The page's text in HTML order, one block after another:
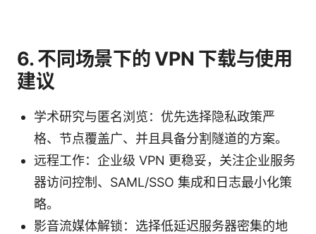
6. 不同场景下的 VPN 下载与使用
建议
学术研究与匿名浏览：优先选择隐私政策严
格、节点覆盖广、并且具备分割隧道的方案。
远程工作：企业级 VPN 更稳妥，关注企业服务
器访问控制、SAML/SSO 集成和日志最小化策
略。
影音流媒体解锁：选择低延迟服务器密集的地